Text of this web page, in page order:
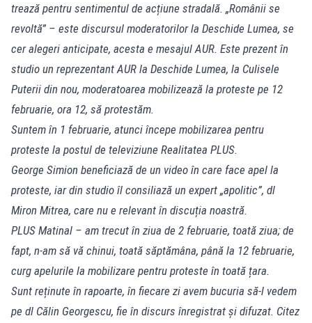
trează pentru sentimentul de acțiune stradală. „Românii se
revoltă” – este discursul moderatorilor la Deschide Lumea, se
cer alegeri anticipate, acesta e mesajul AUR. Este prezent în
studio un reprezentant AUR la Deschide Lumea, la Culisele
Puterii din nou, moderatoarea mobilizează la proteste pe 12
februarie, ora 12, să protestăm.
Suntem în 1 februarie, atunci începe mobilizarea pentru
proteste la postul de televiziune Realitatea PLUS.
George Simion beneficiază de un video în care face apel la
proteste, iar din studio îl consiliază un expert „apolitic”, dl
Miron Mitrea, care nu e relevant în discuția noastră.
PLUS Matinal – am trecut în ziua de 2 februarie, toată ziua; de
fapt, n-am să vă chinui, toată săptămâna, până la 12 februarie,
curg apelurile la mobilizare pentru proteste în toată țara.
Sunt reținute în rapoarte, în fiecare zi avem bucuria să-l vedem
pe dl Călin Georgescu, fie în discurs înregistrat și difuzat. Citez